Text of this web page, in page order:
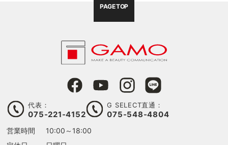
PAGE TOP
代表：
075-221-4152
G SELECT直通：
075-548-4804
営業時間
10:00～18:00